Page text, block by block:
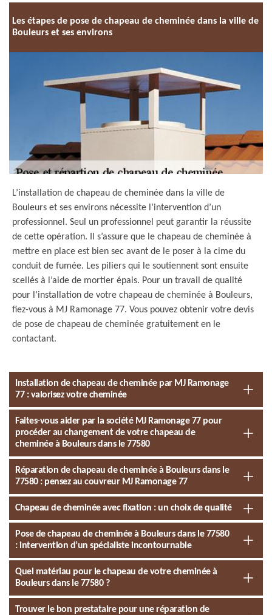
Les étapes de pose de chapeau de cheminée dans la ville de
Bouleurs et ses environs
L’installation de chapeau de cheminée dans la ville de
Bouleurs et ses environs nécessite l’intervention d’un
professionnel. Seul un professionnel peut garantir la réussite
de cette opération. Il s’assure que le chapeau de cheminée à
mettre en place est bien sec avant de le poser à la cime du
conduit de fumée. Les piliers qui le soutiennent sont ensuite
scellés à l’aide de mortier épais. Pour un travail de qualité
pour l’installation de votre chapeau de cheminée à Bouleurs,
fiez-vous à MJ Ramonage 77. Vous pouvez obtenir votre devis
de pose de chapeau de cheminée gratuitement en le
contactant.
Installation de chapeau de cheminée par MJ Ramonage
77 : valorisez votre cheminée
Faites-vous aider par la société MJ Ramonage 77 pour
procéder au changement de votre chapeau de
cheminée à Bouleurs dans le 77580
Réparation de chapeau de cheminée à Bouleurs dans le
77580 : pensez au couvreur MJ Ramonage 77
Chapeau de cheminée avec fixation : un choix de qualité
Pose de chapeau de cheminée à Bouleurs dans le 77580
: intervention d’un spécialiste incontournable
Quel matériau pour le chapeau de votre cheminée à
Bouleurs dans le 77580 ?
Trouver le bon prestataire pour une réparation de